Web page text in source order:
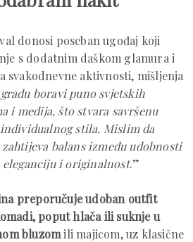
donosi poseban ugođaj koji
s dodatnim daškom glamura i
svakodnevne aktivnosti, mišljenja
boravi puno svjetskih
i medija, što stvara savršenu
stila. Mislim da
balans između udobnosti
eleganciju i originalnost.”
preporučuje udoban outfit
poput hlača ili suknje u
bluzomili majicom, uz klasične